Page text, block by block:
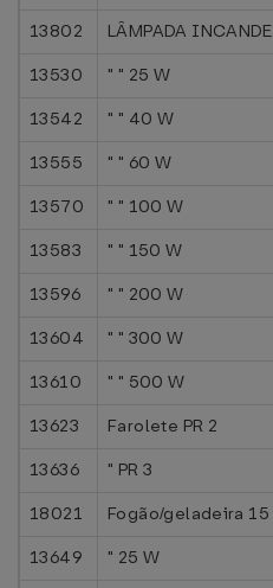
13802
LÂMPADA
13530
" " 25 W
13542
" " 40 W
13555
" " 60 W
13570
" " 100 W
13583
" " 150 W
13596
" " 200 W
13604
" " 300 W
13610
" " 500 W
13623
Farolete PR 2
13636
" PR 3
18021
Fogão/geladeira 15
13649
" 25 W